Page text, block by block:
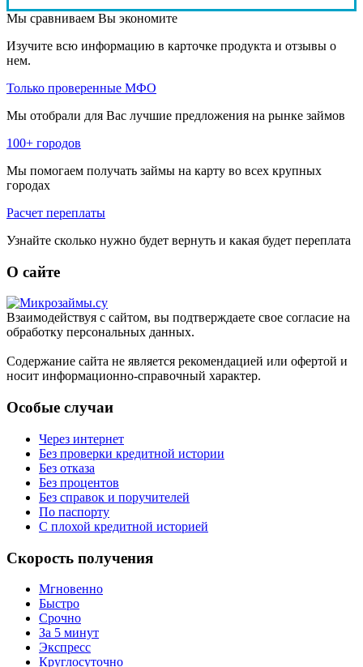
Мы сравниваем Вы экономите
Изучите всю информацию в карточке продукта и отзывы о
нем.
Только проверенные МФО
Мы отобрали для Вас лучшие предложения на рынке займов
100+ городов
Мы помогаем получать займы на карту во всех крупных
городах
Расчет переплаты
Узнайте сколько нужно будет вернуть и какая будет переплата
О сайте
Взаимодействуя с сайтом, вы подтверждаете свое согласие на
обработку персональных данных.
Содержание сайта не является рекомендацией или офертой и
носит информационно-справочный характер.
Особые случаи
Через интернет
Без проверки кредитной истории
Без отказа
Без процентов
Без справок и поручителей
По паспорту
С плохой кредитной историей
Скорость получения
Мгновенно
Быстро
Срочно
За 5 минут
Экспресс
Круглосуточно